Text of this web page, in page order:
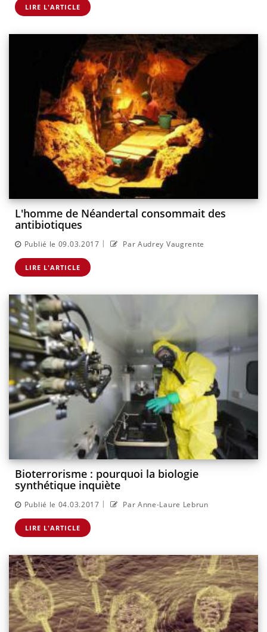
LIRE L'ARTICLE
L'homme de Néandertal consommait des
antibiotiques
Publié le 09.03.2017 | Par Audrey Vaugrente
LIRE L'ARTICLE
Bioterrorisme : pourquoi la biologie
synthétique inquiète
Publié le 04.03.2017 | Par Anne-Laure Lebrun
LIRE L'ARTICLE